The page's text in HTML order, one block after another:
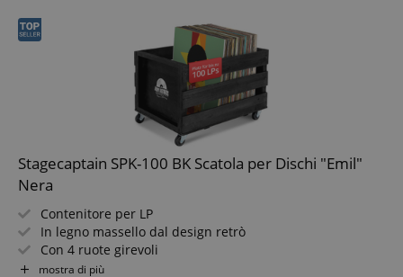
Stagecaptain SPK-100 BK Scatola per Dischi "Emil"
Nera
Contenitore per LP
In legno massello dal design retrò
Con 4 ruote girevoli
Per fino a 100 dischi
mostra di più